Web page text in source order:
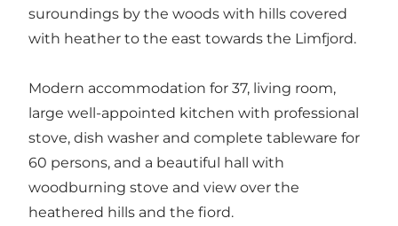
suroundings by the woods with hills covered
with heather to the east towards the Limfjord.
Modern accommodation for 37, living room,
large well-appointed kitchen with professional
stove, dish washer and complete tableware for
60 persons, and a beautiful hall with
woodburning stove and view over the
heathered hills and the fiord.